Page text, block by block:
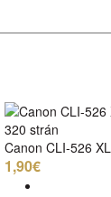
320 strán
Canon CLI-526
1,90€